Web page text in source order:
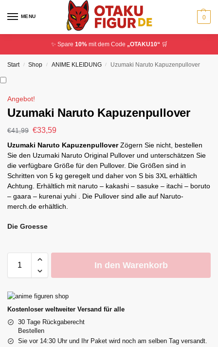
MENU 0
✨ Spare 10%mit dem Code „OTAKU10“ 🛒
Start / Shop / ANIME KLEIDUNG / Uzumaki Naruto Kapuzenpullover
Angebot!
Uzumaki Naruto Kapuzenpullover
€41,99 €33,59
Uzumaki Naruto KapuzenpulloverZögern Sie nicht, bestellen
Sie den Uzumaki Naruto Original Pullover und unterschätzen Sie
die verfügbare Größe für den Pullover. Die Größen sind in
Schritten von 5 kg geregelt und daher von S bis 3XL erhältlich
Achtung. Erhältlich mit naruto – kakashi – sasuke – itachi – boruto
– gaara – kurenai yuhi . Die Pullover sind alle auf Naruto-
merch.de erhältlich.
Die Groesse
In den Warenkorb
Kostenloser weltweiter Versand für alle
30 Tage Rückgaberecht
Bestellen
Sie vor 14:30 Uhr und Ihr Paket wird noch am selben Tag versandt.